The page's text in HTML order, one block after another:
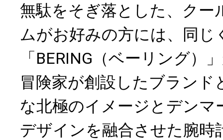
無駄をそぎ落とした、クー
ムがお好みの方には、同じ
「BERING（ベーリング）
冒険家が創設したブランド
な北極のイメージとデンマ
デザインを融合させた腕時